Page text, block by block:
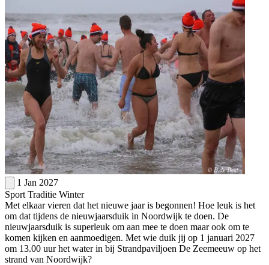
1 Jan 2027
Sport Traditie Winter
Met elkaar vieren dat het nieuwe jaar is begonnen! Hoe leuk is het
om dat tijdens de nieuwjaarsduik in Noordwijk te doen. De
nieuwjaarsduik is superleuk om aan mee te doen maar ook om te
komen kijken en aanmoedigen. Met wie duik jij op 1 januari 2027
om 13.00 uur het water in bij Strandpaviljoen De Zeemeeuw op het
strand van Noordwijk?